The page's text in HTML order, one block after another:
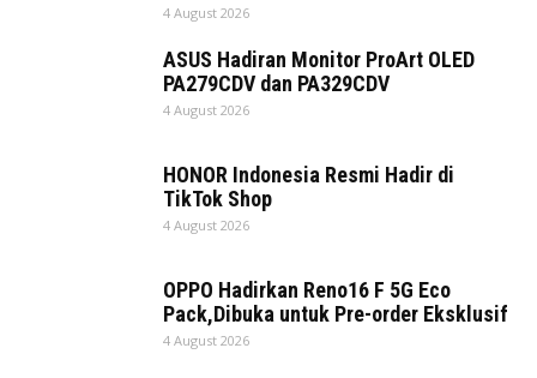
4 August 2026
ASUS Hadiran Monitor ProArt OLED
PA279CDV dan PA329CDV
4 August 2026
HONOR Indonesia Resmi Hadir di
TikTok Shop
4 August 2026
OPPO Hadirkan Reno16 F 5G Eco
Pack,Dibuka untuk Pre-order Eksklusif
4 August 2026